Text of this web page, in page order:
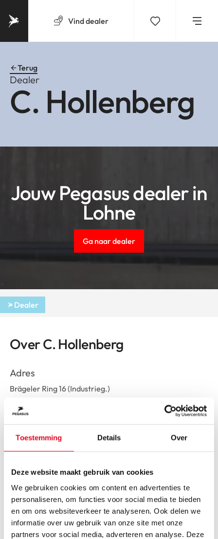
Toestemming Details Over
Deze website maakt gebruik van cookies
We gebruiken cookies om content en advertenties te
personaliseren, om functies voor social media te bieden
en om ons websiteverkeer te analyseren. Ook delen we
informatie over uw gebruik van onze site met onze
partners voor social media, adverteren en analyse. Deze
Vinddealer
Terug
Dealer
C. Hollenberg
Jouw Pegasus dealer in
Lohne
Ga naar dealer
Dealer
Over C. Hollenberg
Adres
Brägeler Ring 16 (Industrieg.)
Route plannen
Openingstijden
Helaas hebben we geen actuele openingstijden van deze
dealer. Neem voor de actuele openingstijden contact op
Contact
fahrradhollenberg@googlemail.com
Ga naar dealer